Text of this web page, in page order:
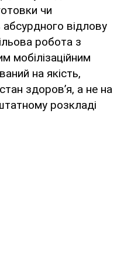
чи
абсурдного відлову
робота з
мобілізаційним
на якість,
здоров’я, а не на
розкладі